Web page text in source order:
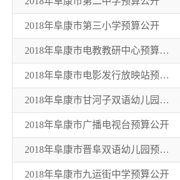
2018年阜康市第三小学预算公开
2018年阜康市电教教研中心预算公开
2018年阜康市电影发行放映站预算公开
2018年阜康市甘河子双语幼儿园预算公开
2018年阜康市广播电视台预算公开
2018年阜康市晋阜双语幼儿园预算公开
2018年阜康市九运街中学预算公开